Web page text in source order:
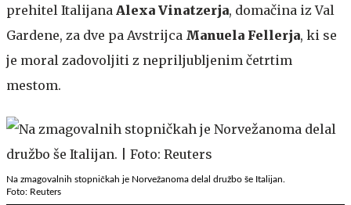
prehitel Italijana Alexa Vinatzerja, domačina iz Val
Gardene, za dve pa Avstrijca Manuela Fellerja, ki se
je moral zadovoljiti z nepriljubljenim četrtim
mestom.
Na zmagovalnih stopničkah je Norvežanoma delal družbo še Italijan.
Foto: Reuters